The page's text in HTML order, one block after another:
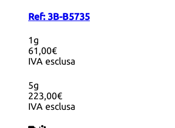
Ref: 3B-B5735
1g
61,00€
IVA esclusa
5g
223,00€
IVA esclusa